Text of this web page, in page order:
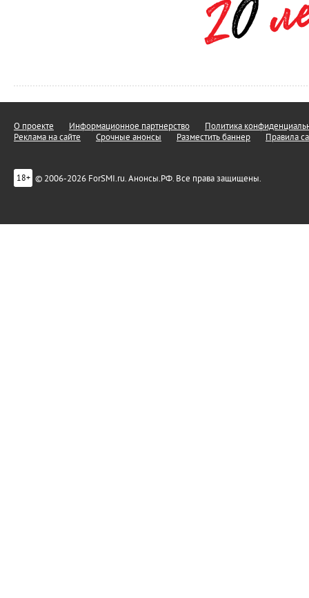
О проекте Информационное партнерство
Политика
Реклама на сайте
Срочные анонсы Разместить баннер Правила
18+ © 2006-2026 ForSMI.ru. Анонсы.РФ. Все права защищены.